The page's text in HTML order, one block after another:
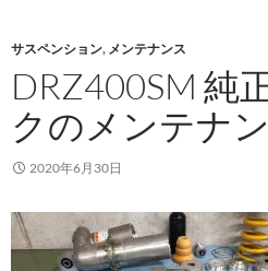
キ
ッ
プ
サスペンション, メンテナンス
DRZ400SM 純
クのメンテナ
2020年6月30日